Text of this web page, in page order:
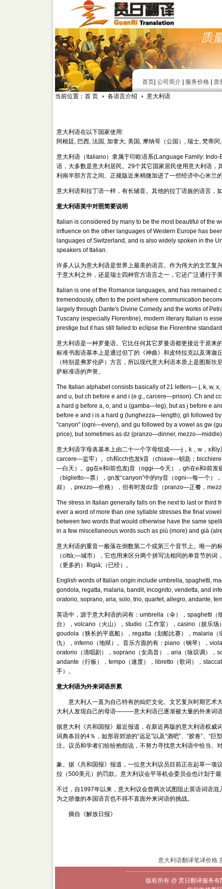
首页 公司简介 服务价格 质
当前位置：首 页 各语言介绍 意大利语
意大利语在以下国家使用:
阿根廷, 巴西, 法国, 加拿大, 美国, 摩纳哥（公国）, 瑞士, 梵蒂
意大利语（Italiano）隶属于印欧语系(Language Family:
语，大多数是意大利居民。29个其它国家居民使用意大利语
利南半部方言之间。正规版近来稍微加进了一些经济中心米兰
意大利语和拉丁语一样，有长辅音。其他的拉丁语族的语言，
意大利语英中对照简要说明
Italian is considered by many to be the most beautiful of the
influence on the other languages of Western Europe has
languages of Switzerland, and is also widely spoken in the
speakers of Italian.
许多人认为意大利语是世界上最美的语言。作为伟大的文艺复
于意大利之外，还是瑞士四种官方语言之一，它还广泛通行于
Italian is one of the Romance languages, and has remained
tremendously, often to the point where communication
largely through Dante's Divine Comedy and the works of
Tuscany (especially Florentine), modern literary Italian is
prestige but it has still failed to eclipse the Florentine
意大利语是一种罗曼语。它比任何其它罗曼语都更接近于原来
标准书面语基本上是通过但丁的《神曲》和皮特拉克以及薄迦
（特别是弗罗伦萨）方言，所以现代意大利语本质上是图斯
萨标准语的声誉。
The Italian alphabet consists basically of 21 letters— j, k, w,
and u, but ch before e and i (e.g., carcere—prison). Ch and
a hard g before a, o, and u (gamba—leg), but as j before e
before e and i is a hard g (lunghezza—length), gli followed
"canyon" (ogni—every), and gu followed by a vowel as gw
price), but sometimes as dz (pranzo—dinner,
意大利语字母表基本上由二十一个字母组成——j，k，w，x和
carcere—监牢）。ch和cch也发k音（chiave—钥匙；
—白天）。gg在e和i前也发j音（oggi—今天），gh在e和i前发
（biglietto—票），gn发“canyon”中的ny音（ogni—每一个
叔），prezzo—价格），但有时发dz音（pranzo—正餐，
The stress in Italian generally falls on the next to last or third
ever a word of more than one syllable stresses the final
between two words that would otherwise have the same
in a few miscellaneous words such as più (more) and già
意大利语的重音一般落在倒数第二个或第三个音节上。唯一的
（città;—城市），它也用来区分两个拼写法相同的单音节的词
（更多的）和già;（已经）。
English words of Italian origin include umbrella, spaghetti,
gondola, regatta, malaria, bandit, incognito, vendetta, and
oratorio, soprano, aria, solo, trio, quartet, allegro, andante,
英语中，源于意大利语的词有：umbrella（伞），spaghetti
台），volcano（火山），studio（工作室），casino（娱乐
goudola（狭长的平底船），regatta（划船比赛），malaria
仇），inferno（地狱）。音乐方面的有：piano（钢琴），
oratorio（清唱剧），soprano（女高音），aria（咏叹调），
andante（行板），tempo（速度），libretto（歌词），
手）。
意大利语为外来词语所累
意大利人一直为自己特有的灿烂文化、文艺复兴时期艺术
大利人发现自己的母语———意大利语已逐渐被大量的外来词语
据意大利《共和国报》最近报道，在新近再版的意大利语权
词典条目的4％，如形容郊游的“远足”以及“酒吧”、“胶卷”、“
注。议员和学者们纷纷抱怨说，不努力寻找意大利语中恰当
象。据《共和国报》报道，一位意大利议员目前正在起草一
拉（500美元）的罚款。意大利议会平等机会委员会也计划于
不过，自1997年以来，意大利议会曾两次试图阻止英语词语
为之骄傲的本国语言也不得不直面外来词语的挑战。
摘自《解放日报》
意大利语翻译笔译价格
版权所有 @ 贯日翻译服务